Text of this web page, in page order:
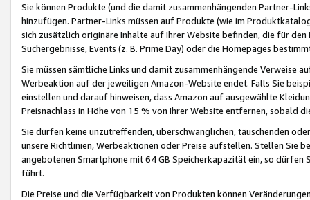
Sie können Produkte (und die damit zusammenhängenden Partner-
hinzufügen. Partner-Links müssen auf Produkte (wie im
sich zusätzlich originäre Inhalte auf Ihrer Website befinden, die für
Suchergebnisse, Events (z. B. Prime Day) oder die Homepages
Sie müssen sämtliche Links und damit zusammenhängende
Werbeaktion auf der jeweiligen Amazon-Website endet. Falls Sie
einstellen und darauf hinweisen, dass Amazon auf ausgewählte
Preisnachlass in Höhe von 15 % von Ihrer Website entfernen, sobald
Sie dürfen keine unzutreffenden, überschwänglichen, täuschenden
unsere Richtlinien, Werbeaktionen oder Preise aufstellen. Stellen Sie
angebotenen Smartphone mit 64 GB Speicherkapazität ein, so dürfen
führt.
Die Preise und die Verfügbarkeit von Produkten können